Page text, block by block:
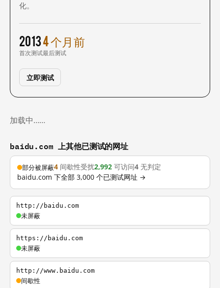
化。
2013
首次测试
4 个月前
最后测试
立即测试
加载中……
baidu.com 上其他已测试的网址
部分被屏蔽4 间歇性受扰2,992 可访问4 无判定
baidu.com 下全部 3,000 个已测试网址 →
http://baidu.com
未屏蔽
https://baidu.com
未屏蔽
http://www.baidu.com
间歇性